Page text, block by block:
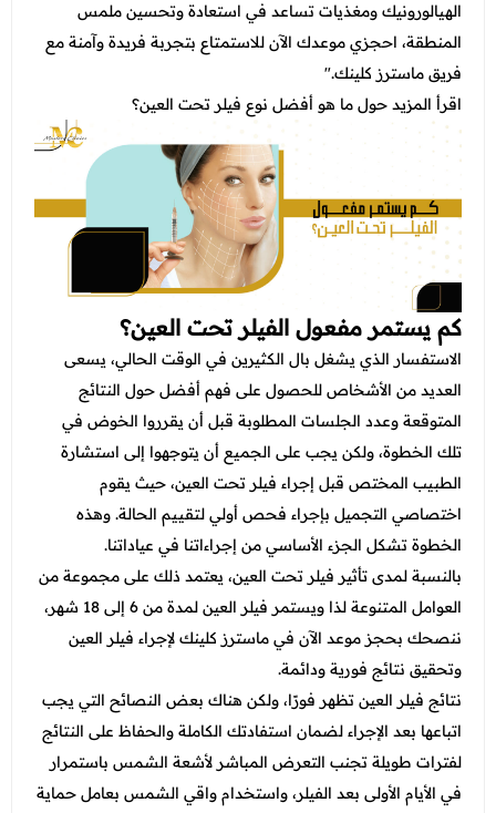
الهيالورونيك ومغذيات تساعد في استعادة وتحسين ملمس
المنطقة، احجزي موعدك الآن للاستمتاع بتجربة فريدة وآمنة مع
فريق ماسترز كلينك."
اقرأ المزيد حول ما هو أفضل نوع فيلر تحت العين؟
كم يستمر مفعول الفيلر تحت العين؟
الاستفسار الذي يشغل بال الكثيرين في الوقت الحالي، يسعى
العديد من الأشخاص للحصول على فهم أفضل حول النتائج
المتوقعة وعدد الجلسات المطلوبة قبل أن يقرروا الخوض في
تلك الخطوة، ولكن يجب على الجميع أن يتوجهوا إلى استشارة
الطبيب المختص قبل إجراء فيلر تحت العين، حيث يقوم
اختصاصي التجميل بإجراء فحص أولي لتقييم الحالة. وهذه
الخطوة تشكل الجزء الأساسي من إجراءاتنا في عياداتنا.
بالنسبة لمدى تأثير فيلر تحت العين، يعتمد ذلك على مجموعة من
العوامل المتنوعة لذا ويستمر فيلر العين لمدة من 6 إلى 18 شهر،
ننصحك بحجز موعد الآن في ماسترز كلينك لإجراء فيلر العين
وتحقيق نتائج فورية ودائمة.
نتائج فيلر العين تظهر فورًا، ولكن هناك بعض النصائح التي يجب
اتباعها بعد الإجراء لضمان استفادتك الكاملة والحفاظ على النتائج
لفترات طويلة تجنب التعرض المباشر لأشعة الشمس باستمرار
في الأيام الأولى بعد الفيلر، واستخدام واقي الشمس بعامل حماية